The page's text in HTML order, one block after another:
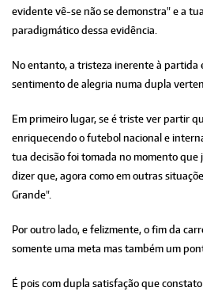
evidente vê-se não se demonstra" e a
paradigmático dessa evidência.
No entanto, a tristeza inerente à partida
sentimento de alegria numa dupla
Em primeiro lugar, se é triste ver partir
enriquecendo o futebol nacional e
tua decisão foi tomada no momento
dizer que, agora como em outras
Grande".
Por outro lado, e felizmente, o fim da
somente uma meta mas também um
É pois com dupla satisfação que